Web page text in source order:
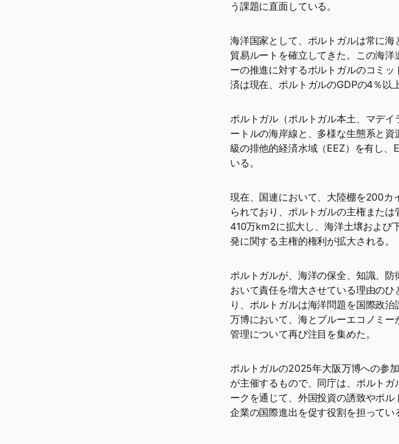
う課題に直面している。
海洋国家として、ポルトガルは常に海
貿易ルートを確立してきた。この海
ーの推進に対するポルトガルのコミ
済は現在、ポルトガルのGDPの4％以
ポルトガル（ポルトガル本土、マデ
ートルの海岸線と、多様な生態系と
級の排他的経済水域（EEZ）を有し
いる。
現在、国連において、大陸棚を200カ
られており、ポルトガルの主権また
410万km2に拡大し、海洋土壌および
発に関する主権的権利が拡大される。
ポルトガルが、海洋の保全、知識、
おいて責任を増大させている理由の
り、ポルトガルは海洋問題を国際政
万博において、海とブルーエコノミ
管理について再び注目を集めた。
ポルトガルの2025年大阪万博への参
が主催するもので、同庁は、ポルトガ
ークを通じて、外国投資の誘致やポ
企業の国際進出を促す役割を担ってい